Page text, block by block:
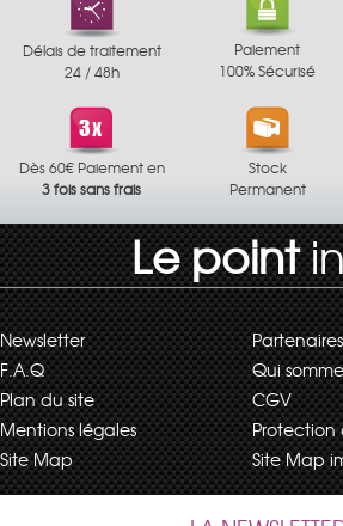
Délais de traitement
24 / 48h
Paiement
100% Sécurisé
Dès 60€ Paiement en
3 fois sans frais
Stock
Permanent
Le point
Newsletter
Partenaires
F.A.Q
Qui
Plan du site
CGV
Mentions légales
Protection
Site Map
Site Map